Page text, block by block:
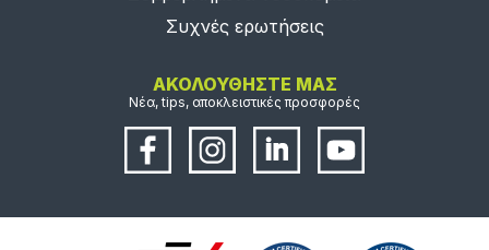
Συχνές ερωτήσεις
ΑΚΟΛΟΥΘΗΣΤΕ ΜΑΣ
Νέα, tips, αποκλειστικές προσφορές